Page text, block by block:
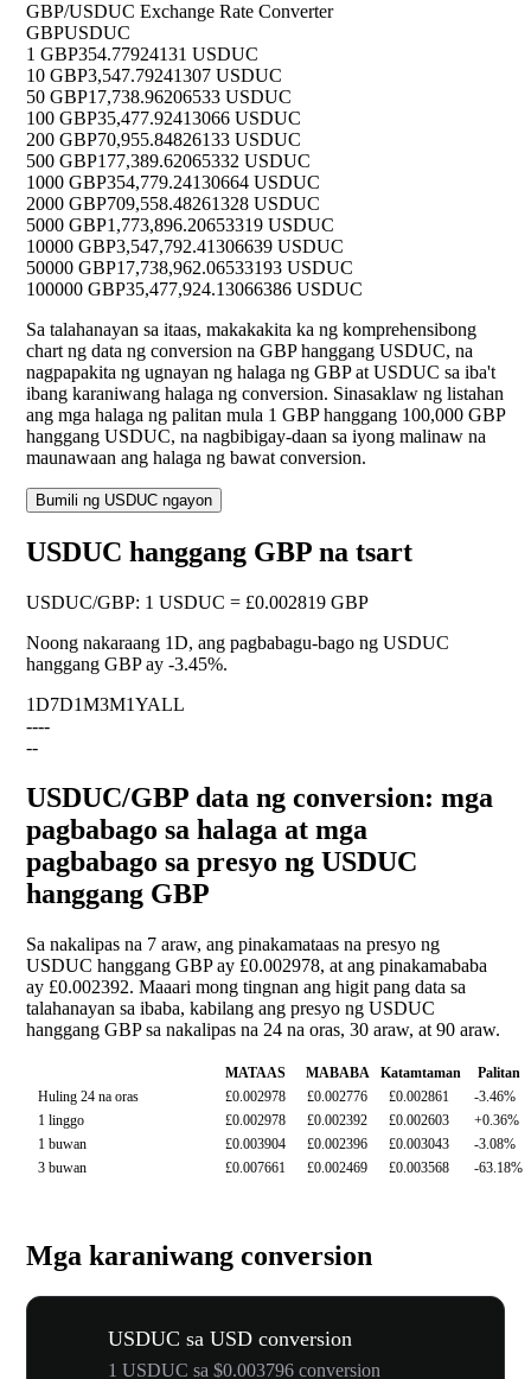
GBP/USDUC Exchange Rate Converter
GBPUSDUC
1 GBP354.77924131 USDUC
10 GBP3,547.79241307 USDUC
50 GBP17,738.96206533 USDUC
100 GBP35,477.92413066 USDUC
200 GBP70,955.84826133 USDUC
500 GBP177,389.62065332 USDUC
1000 GBP354,779.24130664 USDUC
2000 GBP709,558.48261328 USDUC
5000 GBP1,773,896.20653319 USDUC
10000 GBP3,547,792.41306639 USDUC
50000 GBP17,738,962.06533193 USDUC
100000 GBP35,477,924.13066386 USDUC
Sa talahanayan sa itaas, makakakita ka ng komprehensibong
chart ng data ng conversion na GBP hanggang USDUC, na
nagpapakita ng ugnayan ng halaga ng GBP at USDUC sa iba't
ibang karaniwang halaga ng conversion. Sinasaklaw ng listahan
ang mga halaga ng palitan mula 1 GBP hanggang 100,000 GBP
hanggang USDUC, na nagbibigay-daan sa iyong malinaw na
maunawaan ang halaga ng bawat conversion.
Bumili ng USDUC ngayon
USDUC hanggang GBP na tsart
USDUC/GBP: 1 USDUC = £0.002819 GBP
Noong nakaraang 1D, ang pagbabagu-bago ng USDUC
hanggang GBP ay -3.45%.
1D7D1M3M1YALL
----
--
USDUC/GBP data ng conversion: mga
pagbabago sa halaga at mga
pagbabago sa presyo ng USDUC
hanggang GBP
Sa nakalipas na 7 araw, ang pinakamataas na presyo ng
USDUC hanggang GBP ay £0.002978, at ang pinakamababa
ay £0.002392. Maaari mong tingnan ang higit pang data sa
talahanayan sa ibaba, kabilang ang presyo ng USDUC
hanggang GBP sa nakalipas na 24 na oras, 30 araw, at 90 araw.
MATAAS MABABA Katamtaman
Palitan
Huling 24 na oras
£0.002978 £0.002776 £0.002861
-3.46%
1 linggo
£0.002978 £0.002392 £0.002603
+0.36%
1 buwan
£0.003904 £0.002396 £0.003043
-3.08%
3 buwan
£0.007661 £0.002469 £0.003568 -63.18%
Mga karaniwang conversion
USDUC sa USD conversion
1 USDUC sa $0.003796 conversion